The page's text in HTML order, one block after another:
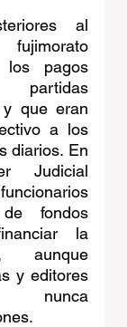
al
los pagos
partidas
que eran
a los
diarios. En
Judicial
fondos
la
aunque
y editores
nunca